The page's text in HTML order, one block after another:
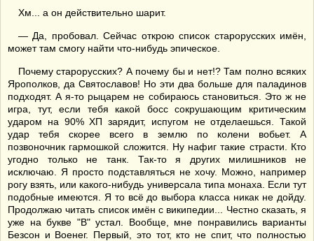
Хм... а он действительно шарит.
— Да, пробовал. Сейчас открою список старорусских имён,
может там смогу найти что-нибудь эпическое.
Почему старорусских? А почему бы и нет!? Там полно всяких
Ярополков, да Святославов! Но эти два больше для паладинов
подходят. А я-то рыцарем не собираюсь становиться. Это ж не
игра, тут, если тебя какой босс сокрушающим критическим
ударом на 90% ХП зарядит, испугом не отделаешься. Такой
удар тебя скорее всего в землю по колени вобьет. А
позвоночник гармошкой сложится. Ну нафиг такие страсти. Кто
угодно только не танк. Так-то я других милишников не
исключаю. Я просто подставляться не хочу. Можно, например
рогу взять, или какого-нибудь универсала типа монаха. Если тут
подобные имеются. Я то всё до выбора класса никак не дойду.
Продолжаю читать список имён с википедии... Честно сказать, я
уже на букве "В" устал. Вообще, мне понравились варианты
Безсон и Военег. Первый, это тот, кто не спит, что полностью